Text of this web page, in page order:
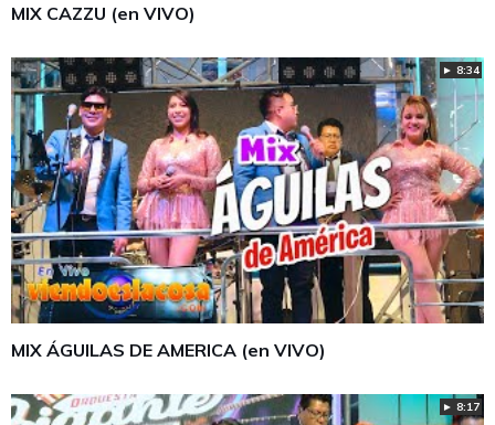
MIX CAZZU (en VIVO)
► 8:34
MIX ÁGUILAS DE AMERICA (en VIVO)
► 8:17